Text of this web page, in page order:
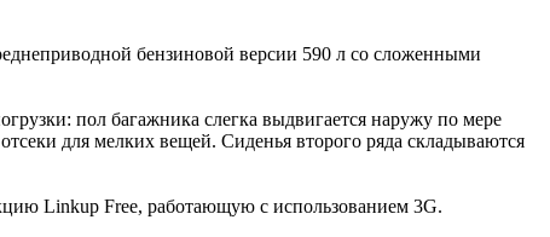
бензиновой версии 590 л со сложенными
пол багажника слегка выдвигается наружу по мере
для мелких вещей. Сиденья второго ряда складываются
Linkup Free, работающую с использованием 3G.